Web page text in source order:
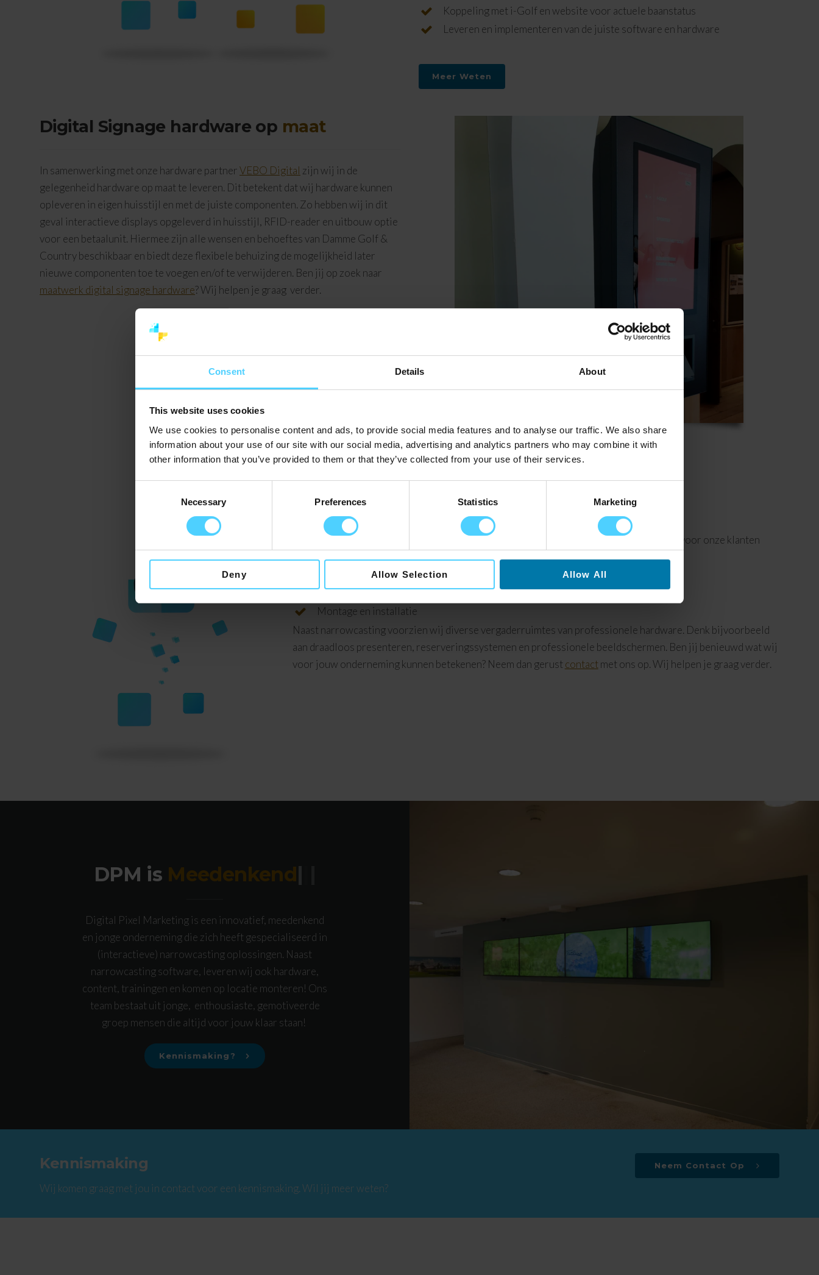
Consent Details About
This website uses cookies
We use cookies to personalise content and ads, to provide social media features and to analyse our traffic. We also share
information about your use of our site with our social media, advertising and analytics partners who may combine it with
other information that you’ve provided to them or that they’ve collected from your use of their services.
Necessary Preferences Statistics Marketing
Deny Allow Selection Allow All
Koppeling met i-Golf en website voor actuele baanstatus
Leveren en implementeren van de juiste software en hardware
Meer Weten
Digital Signage hardware op maat
In samenwerking met onze hardware partnerVEBO Digital zijn wij in de
gelegenheid hardware op maat te leveren. Dit betekent dat wij hardware kunnen
opleveren in eigen huisstijl en met de juiste componenten. Zo hebben wij in dit
geval interactieve displays opgeleverd in huisstijl, RFID-reader en uitbouw optie
voor een betaalunit. Hiermee zijn alle wensen en behoeftes van Damme Golf &
Country beschikbaar en biedt deze flexibele behuizing de mogelijkheid later
nieuwe componenten toe te voegen en/of te verwijderen. Ben jij op zoek naar
maatwerk digital signage hardware? Wij helpen je graag verder.
Wat doen wij nog meer?
Digital Pixel Marketing is dé specialist op het gebied van narrowcasting. Zo leveren wij voor onze klanten
Narrowcasting hardware
Content creatie
Montage en installatie
Naast narrowcasting voorzien wij diverse vergaderruimtes van professionele hardware. Denk bijvoorbeeld
aan draadloos presenteren, reserveringssystemen en professionele beeldschermen. Ben jij benieuwd wat wij
voor jouw onderneming kunnen betekenen? Neem dan gerust contactmet ons op. Wij helpen je graag verder.
DPM is Meedenkend
Digital Pixel Marketing is een innovatief, meedenkend
en jonge onderneming die zich heeft gespecialiseerd in
(interactieve) narrowcasting oplossingen. Naast
narrowcasting software, leveren wij ook hardware,
content, trainingen en komen op locatie monteren! Ons
team bestaat uit jonge, enthousiaste, gemotiveerde
groep mensen die altijd voor jouw klaar staan!
Kennismaking?
Kennismaking
Wij komen graag met jou in contact voor een kennismaking. Wil jij meer weten?
Neem Contact Op